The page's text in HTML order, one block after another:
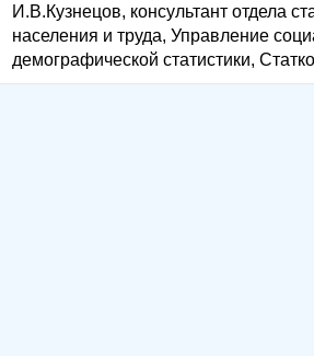
И.В.Кузнецов, консультант отдела
населения и труда, Управление
демографической статистики,